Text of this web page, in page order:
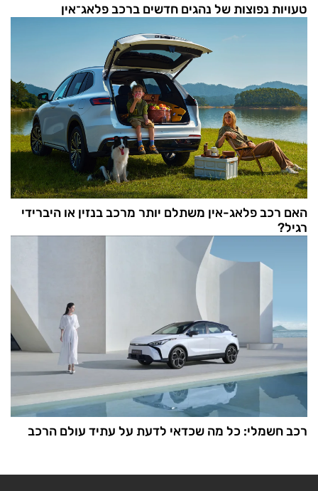
טעויות נפוצות של נהגים חדשים ברכב פלאג־אין
האם רכב פלאג-אין משתלם יותר מרכב בנזין או היברידי
רגיל?
רכב חשמלי: כל מה שכדאי לדעת על עתיד עולם הרכב